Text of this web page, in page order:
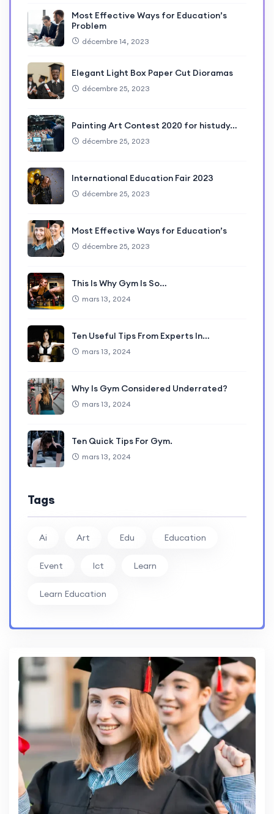
Most Effective Ways for Education’s
Problem
décembre 14, 2023
Elegant Light Box Paper Cut Dioramas
décembre 25, 2023
Painting Art Contest 2020 for histudy…
décembre 25, 2023
International Education Fair 2023
décembre 25, 2023
Most Effective Ways for Education’s
décembre 25, 2023
This Is Why Gym Is So…
mars 13, 2024
Ten Useful Tips From Experts In…
mars 13, 2024
Why Is Gym Considered Underrated?
mars 13, 2024
Ten Quick Tips For Gym.
mars 13, 2024
Tags
Ai Art Edu Education
Event Ict Learn
Learn Education